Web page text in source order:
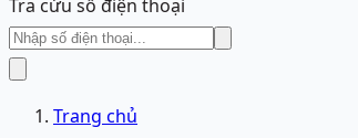
Tra cứu số điện thoại
Trang chủ